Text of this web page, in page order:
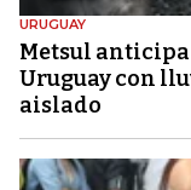
URUGUAY
Metsul
Uruguay con
aislado